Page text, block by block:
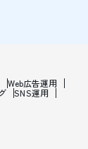
Web広告運用
SNS運用